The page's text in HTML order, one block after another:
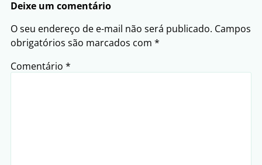
Deixe um comentário
O seu endereço de e-mail não será publicado. Campos
obrigatórios são marcados com *
Comentário *